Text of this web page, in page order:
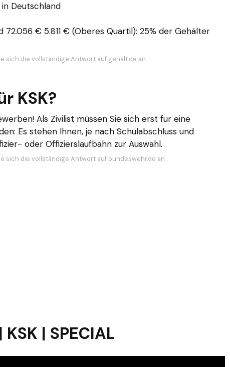
Deutschland
€ 5.811 € (Oberes Quartil): 25% der Gehälter
sich die vollständige Antwort auf gehalt.de an
KSK?
Als Zivilist müssen Sie sich erst für eine
Es stehen Ihnen, je nach Schulabschluss und
oder Offizierslaufbahn zur Auswahl.
sich die vollständige Antwort auf bundeswehr.de an
| SPECIAL